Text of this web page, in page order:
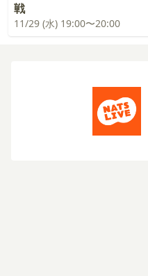
戦
11/29 (水) 19:00〜20:00